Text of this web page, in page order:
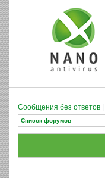
Сообщения без ответов
Список форумов